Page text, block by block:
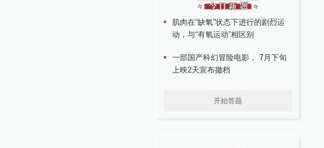
肌肉在“缺氧”状态下进行的剧烈运
动，与“有氧运动”相区别
一部国产科幻冒险电影， 7月下旬
上映2天宣布撤档
开始答题